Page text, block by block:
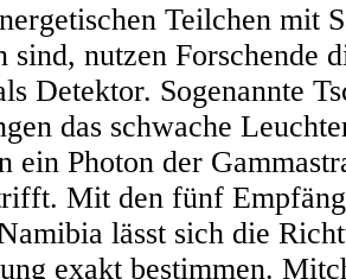
Teilchen mit
sind, nutzen Forschende
Detektor. Sogenannte
das schwache
ein Photon der
Mit den fünf
lässt sich die
exakt bestimmen.